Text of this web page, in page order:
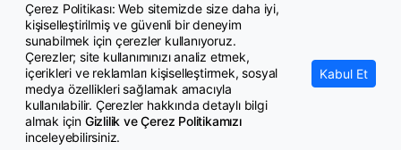
• Ekonomi Haberleri
• Eğitim Haberleri
• Yaşam Haberleri
• Maaş Verileri Haberleri
• Mahkeme Kararları
Haberleri
Çerez Politikası: Web sitemizde size daha iyi,
kişiselleştirilmiş ve güvenli bir deneyim
sunabilmek için çerezler kullanıyoruz.
Çerezler; site kullanımınızı analiz etmek,
içerikleri ve reklamları kişiselleştirmek, sosyal
medya özellikleri sağlamak amacıyla
kullanılabilir. Çerezler hakkında detaylı bilgi
almak için Gizlilik ve Çerez Politikamızı
inceleyebilirsiniz.
Kabul Et